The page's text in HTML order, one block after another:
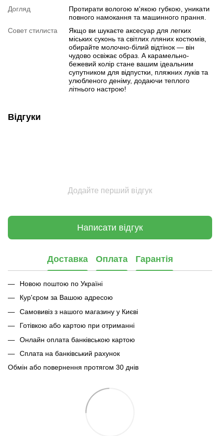
Догляд
Протирати вологою м'якою губкою, уникати
повного намокання та машинного прання.
Совет стилиста
Якщо ви шукаєте аксесуар для легких
міських суконь та світлих лляних костюмів,
обирайте молочно-білий відтінок — він
чудово освіжає образ. А карамельно-
бежевий колір стане вашим ідеальним
супутником для відпустки, пляжних луків та
улюбленого деніму, додаючи теплого
літнього настрою!
Відгуки
Додайте перший відгук
Написати відгук
Доставка Оплата Гарантія
Новою поштою по Україні
Кур'єром за Вашою адресою
Самовивіз з нашого магазину у Києві
Готівкою або картою при отриманні
Онлайн оплата банківською картою
Сплата на банківський рахунок
Обмін або повернення протягом 30 днів